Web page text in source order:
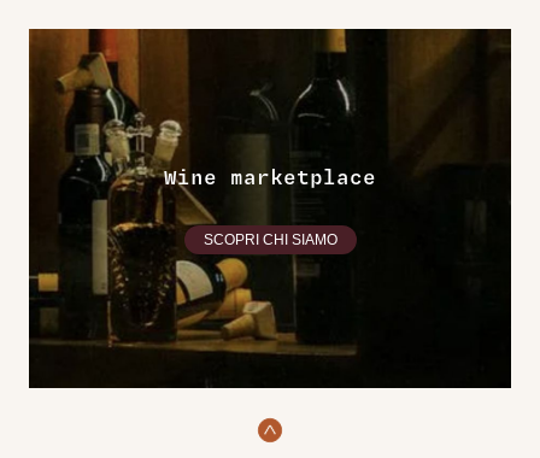
Wine marketplace
SCOPRI CHI SIAMO